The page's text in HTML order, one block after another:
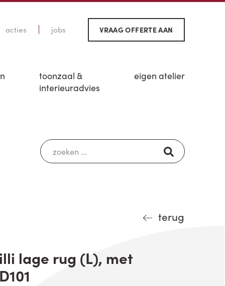
acties jobs VRAAG OFFERTE AAN
toonzaal &
interieuradvies
eigen atelier
terug
lage rug (L), met